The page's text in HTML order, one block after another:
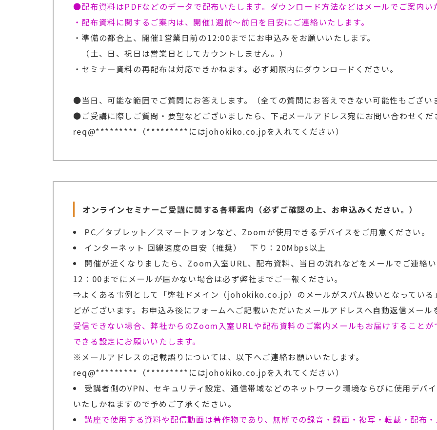
●配布資料はPDFなどのデータで配布いたします。ダウンロード方法などはメールでご案内い
・配布資料に関するご案内は、開催1週前～前日を目安にご連絡いたします。
・準備の都合上、開催1営業日前の12:00までにお申込みをお願いいたします。
（土、日、祝日は営業日としてカウントしません。）
・セミナー資料の再配布は対応できかねます。必ず期限内にダウンロードください。
●当日、可能な範囲でご質問にお答えします。（全ての質問にお答えできない可能性もござい
●ご受講に際しご質問・要望などございましたら、下記メールアドレス宛にお問い合わせくだ
req@*********（*********にはjohokiko.co.jpを入れてください）
オンラインセミナーご受講に関する各種案内（必ずご確認の上、お申込みください。）
PC／タブレット／スマートフォンなど、Zoomが使用できるデバイスをご用意ください。
インターネット 回線速度の目安（推奨） 下り：20Mbps以上
開催が近くなりましたら、Zoom入室URL、配布資料、当日の流れなどをメールでご連絡
12：00までにメールが届かない場合は必ず弊社までご一報ください。
⇒よくある事例として「弊社ドメイン（johokiko.co.jp）のメールがスパム扱いとなっている
どがございます。お申込み後にフォームへご記載いただいたメールアドレスへ自動返信メール
受信できない場合、弊社からのZoom入室URLや配布資料のご案内メールもお届けすること
できる設定にお願いいたします。
※メールアドレスの記載誤りについては、以下へご連絡お願いいたします。
req@*********（*********にはjohokiko.co.jpを入れてください）
受講者側のVPN、セキュリティ設定、通信帯域などのネットワーク環境ならびに使用デバ
いたしかねますので予めご了承ください。
講座で使用する資料や配信動画は著作物であり、無断での録音・録画・複写・転載・配布